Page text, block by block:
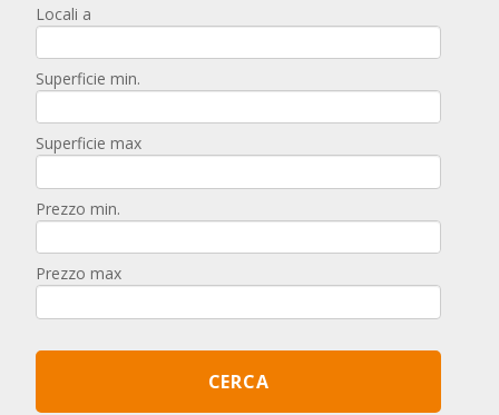
Locali a
Superficie min.
Superficie max
Prezzo min.
Prezzo max